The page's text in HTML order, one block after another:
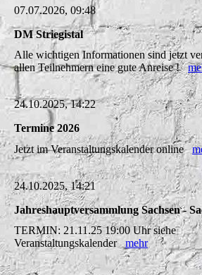
07.07.2026, 09:48
DM Striegistal
Alle wichtigen Informationen sind jetzt
allen Teilnehmern eine gute Anreise !
24.10.2025, 14:22
Termine 2026
Jetzt im Veranstaltungskalender online
24.10.2025, 14:21
Jahreshauptversammlung Sachsen -
TERMIN: 21.11.25 19:00 Uhr siehe
Veranstaltungskalendermehr